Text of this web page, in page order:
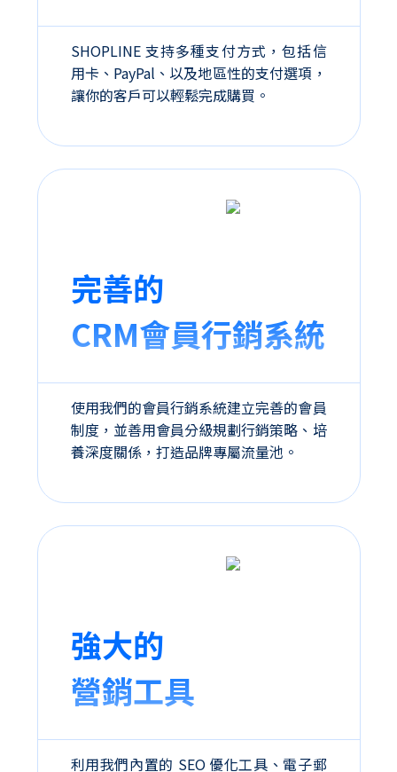
SHOPLINE 支持多種支付方式，包括信
用卡、PayPal、以及地區性的支付選項，
讓你的客戶可以輕鬆完成購買。
完善的
CRM會員行銷系統
使用我們的會員行銷系統建立完善的會員
制度，並善用會員分級規劃行銷策略、培
養深度關係，打造品牌專屬流量池。
強大的
營銷工具
利用我們內置的 SEO 優化工具、電子郵